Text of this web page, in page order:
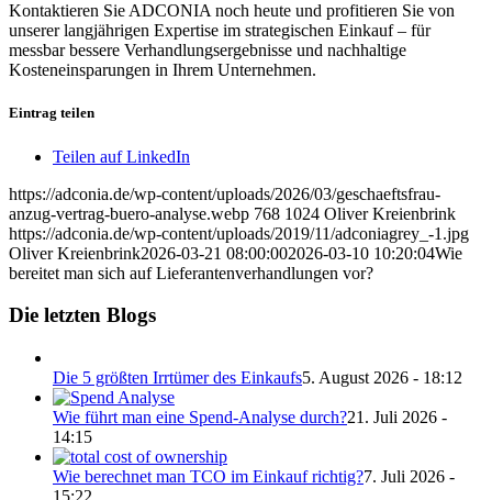
Kontaktieren Sie ADCONIA noch heute und profitieren Sie von
unserer langjährigen Expertise im strategischen Einkauf – für
messbar bessere Verhandlungsergebnisse und nachhaltige
Kosteneinsparungen in Ihrem Unternehmen.
Eintrag teilen
Teilen auf LinkedIn
https://adconia.de/wp-content/uploads/2026/03/geschaeftsfrau-
anzug-vertrag-buero-analyse.webp 768 1024 Oliver Kreienbrink
https://adconia.de/wp-content/uploads/2019/11/adconiagrey_-1.jpg
Oliver Kreienbrink2026-03-21 08:00:002026-03-10 10:20:04Wie
bereitet man sich auf Lieferantenverhandlungen vor?
Die letzten Blogs
Die 5 größten Irrtümer des Einkaufs5. August 2026 - 18:12
Wie führt man eine Spend-Analyse durch?21. Juli 2026 -
14:15
Wie berechnet man TCO im Einkauf richtig?7. Juli 2026 -
15:22